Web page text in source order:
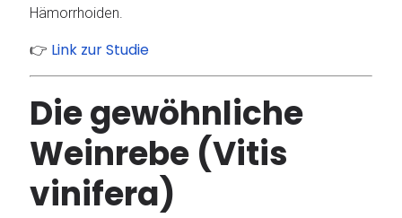
Hämorrhoiden.
👉 Link zur Studie
Die gewöhnliche
Weinrebe (Vitis
vinifera)